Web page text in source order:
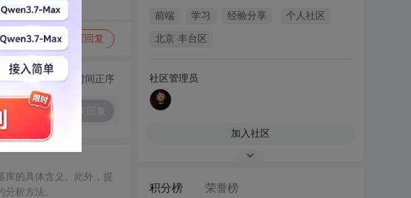
写回复
切换为时间正序
库的具体含义。此外，提
分析方法。
前端 学习 经验分享 个人社区
北京·丰台区
社区管理员
加入社区
积分榜 荣誉榜